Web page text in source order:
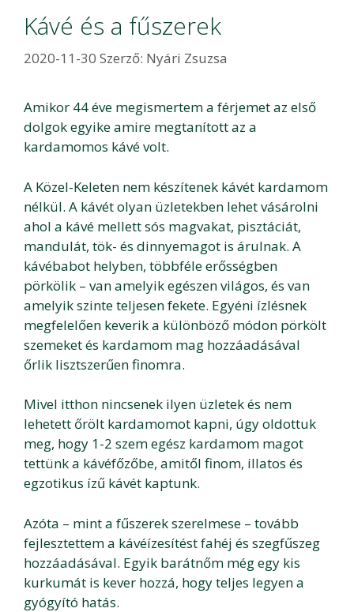
Kávé és a fűszerek
2020-11-30 Szerző: Nyári Zsuzsa
Amikor 44 éve megismertem a férjemet az első
dolgok egyike amire megtanított az a
kardamomos kávé volt.
A Közel-Keleten nem készítenek kávét kardamom
nélkül. A kávét olyan üzletekben lehet vásárolni
ahol a kávé mellett sós magvakat, pisztáciát,
mandulát, tök- és dinnyemagot is árulnak. A
kávébabot helyben, többféle erősségben
pörkölik – van amelyik egészen világos, és van
amelyik szinte teljesen fekete. Egyéni ízlésnek
megfelelően keverik a különböző módon pörkölt
szemeket és kardamom mag hozzáadásával
őrlik lisztszerűen finomra.
Mivel itthon nincsenek ilyen üzletek és nem
lehetett őrölt kardamomot kapni, úgy oldottuk
meg, hogy 1-2 szem egész kardamom magot
tettünk a kávéfőzőbe, amitől finom, illatos és
egzotikus ízű kávét kaptunk.
Azóta – mint a fűszerek szerelmese – tovább
fejlesztettem a kávéízesítést fahéj és szegfűszeg
hozzáadásával. Egyik barátnőm még egy kis
kurkumát is kever hozzá, hogy teljes legyen a
gyógyító hatás.